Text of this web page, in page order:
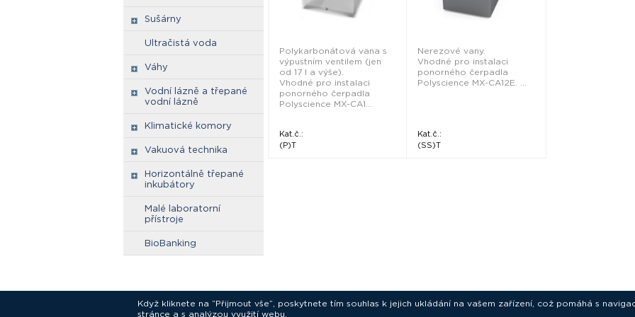
Sušárny
Ultračistá voda
Váhy
Vodní lázně a třepané
vodní lázně
Klimatické komory
Vakuová technika
Horizontálně třepané
inkubátory
Malé laboratorní
přístroje
BioBanking
Polykarbonátová vana s
výpustním ventilem (jen
od 17 l a výše).
Vhodné pro instalaci
ponorného čerpadla
Polyscience MX-CA1...
Kat.č.:
(P)T
Nerezové vany.
Vhodné pro instalaci
ponorného čerpadla
Polyscience MX-CA12E. ...
Kat.č.:
(SS)T
Když kliknete na “Přijmout vše”, poskytnete tím souhlas k jejich ukládání na vašem zařízení, což pomáhá s
stránce a s analýzou využití webu.